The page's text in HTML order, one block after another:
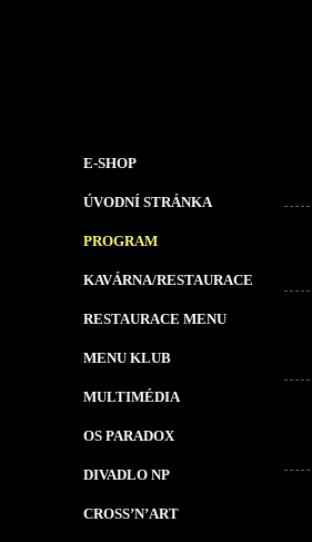
E-SHOP
ÚVODNÍ STRÁNKA
PROGRAM
KAVÁRNA/RESTAURACE
RESTAURACE MENU
MENU KLUB
MULTIMÉDIA
OS PARADOX
DIVADLO NP
CROSS’N’ART